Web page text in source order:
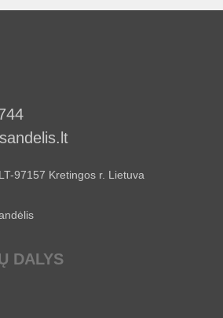
97157 Kretingos r. Lietuva
DALYS